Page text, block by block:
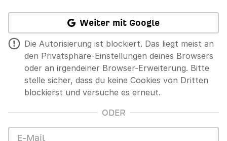
Weiter mit Google
Die Autorisierung ist blockiert. Das liegt meist an
den Privatsphäre-Einstellungen deines Browsers
oder an irgendeiner Browser-Erweiterung. Bitte
stelle sicher, dass du keine Cookies von Dritten
blockierst und versuche es erneut.
ODER